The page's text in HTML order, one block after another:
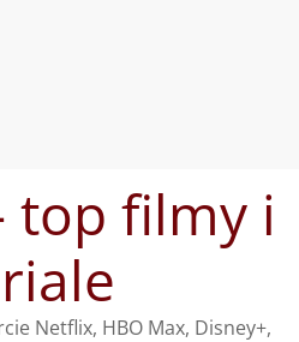
top filmy i
Netflix, HBO Max, Disney+,